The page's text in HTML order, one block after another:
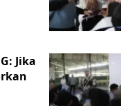
Jika